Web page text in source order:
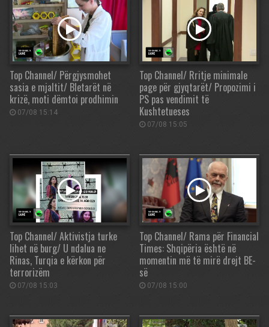
Top Channel/ Përgjysmohet
sasia e mjaltit/ Bletarët në
krizë, moti dëmtoi prodhimin
07/08 15:14
Top Channel/ Rritje minimale
page për gjyqtarët/ Propozimi i
PS pas vendimit të
Kushtetueses
07/08 15:05
Top Channel/ Aktivistja turke
lihet në burg/ U ndalua ne
Rinas, Turqia e kërkon për
terrorizëm
07/08 15:03
Top Channel/ Rama për Financial
Times: Shqipëria është në
momentin më të mirë drejt BE-
së
07/08 15:00